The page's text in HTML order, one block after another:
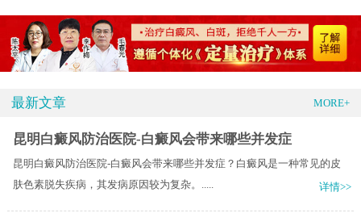
最新文章 MORE+
昆明白癜风防治医院-白癜风会带来哪些并发症
昆明白癜风防治医院-白癜风会带来哪些并发症？白癜风是一种常见的皮
肤色素脱失疾病，其发病原因较为复杂。.....
详情>>